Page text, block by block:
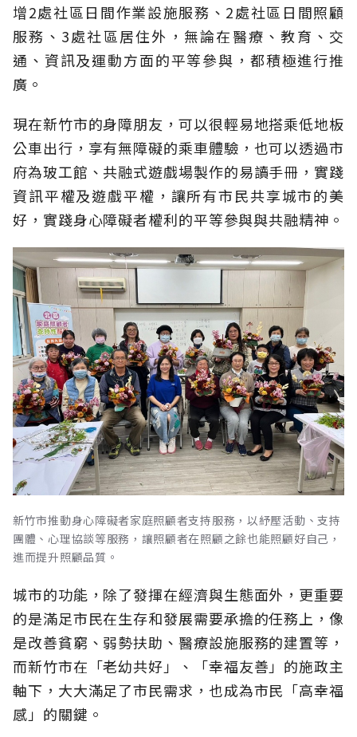
增2處社區日間作業設施服務、2處社區日間照顧
服務、3處社區居住外，無論在醫療、教育、交
通、資訊及運動方面的平等參與，都積極進行推
廣。
現在新竹市的身障朋友，可以很輕易地搭乘低地板
公車出行，享有無障礙的乘車體驗，也可以透過市
府為玻工館、共融式遊戲場製作的易讀手冊，實踐
資訊平權及遊戲平權，讓所有市民共享城市的美
好，實踐身心障礙者權利的平等參與與共融精神。
新竹市推動身心障礙者家庭照顧者支持服務，以紓壓活動、支持
團體、心理協談等服務，讓照顧者在照顧之餘也能照顧好自己，
進而提升照顧品質。
城市的功能，除了發揮在經濟與生態面外，更重要
的是滿足市民在生存和發展需要承擔的任務上，像
是改善貧窮、弱勢扶助、醫療設施服務的建置等，
而新竹市在「老幼共好」、「幸福友善」的施政主
軸下，大大滿足了市民需求，也成為市民「高幸福
感」的關鍵。